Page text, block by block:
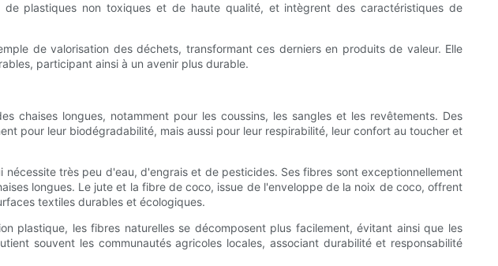
plastiques non toxiques et de haute qualité, et intègrent des caractéristiques de
de valorisation des déchets, transformant ces derniers en produits de valeur. Elle
participant ainsi à un avenir plus durable.
chaises longues, notamment pour les coussins, les sangles et les revêtements. Des
pour leur biodégradabilité, mais aussi pour leur respirabilité, leur confort au toucher et
très peu d'eau, d'engrais et de pesticides. Ses fibres sont exceptionnellement
longues. Le jute et la fibre de coco, issue de l'enveloppe de la noix de coco, offrent
textiles durables et écologiques.
plastique, les fibres naturelles se décomposent plus facilement, évitant ainsi que les
souvent les communautés agricoles locales, associant durabilité et responsabilité